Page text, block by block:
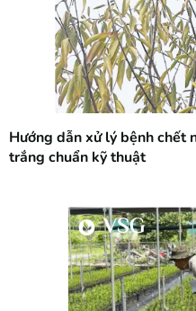
Hướng dẫn xử lý bệnh chết
trắng chuẩn kỹ thuật